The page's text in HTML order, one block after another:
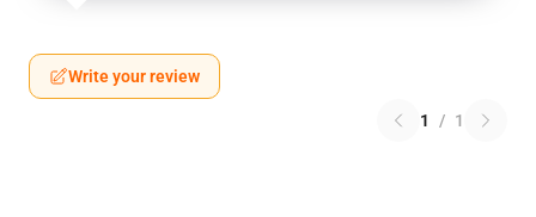
Write your review
1 / 1